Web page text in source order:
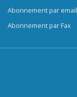
Abonnement par email
Abonnement par Fax